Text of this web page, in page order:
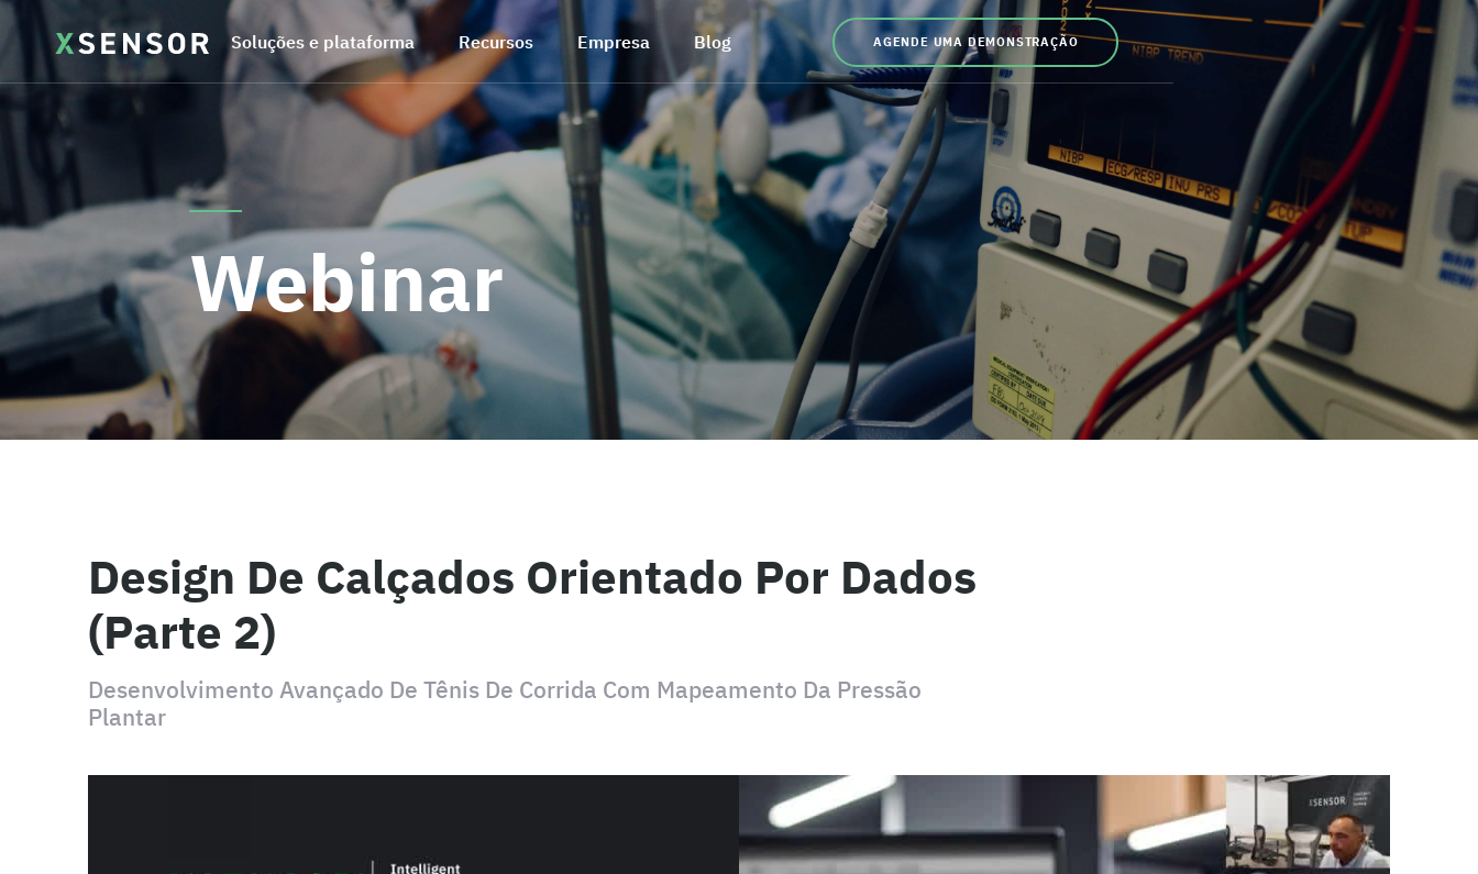
Soluções e plataforma Recursos Empresa Blog AGENDE UMA DEMONSTRAÇÃO
Webinar
Design De Calçados Orientado Por Dados
(Parte 2)
Desenvolvimento Avançado De Tênis De Corrida Com Mapeamento Da Pressão
Plantar